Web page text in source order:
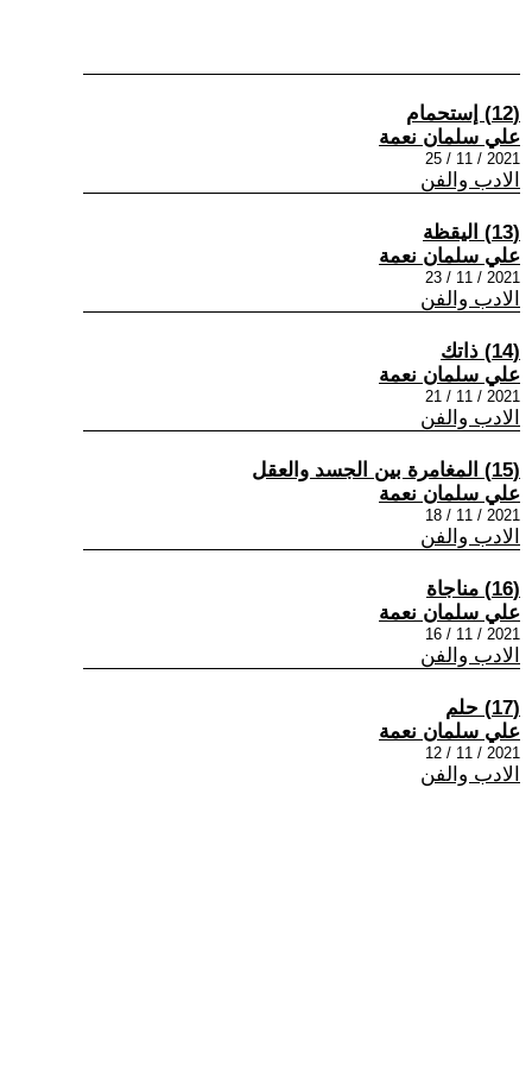
(12) إستحمام
علي سلمان نعمة
2021 / 11 / 25
الادب والفن
(13) اليقظة
علي سلمان نعمة
2021 / 11 / 23
الادب والفن
(14) ذاتك
علي سلمان نعمة
2021 / 11 / 21
الادب والفن
(15) المغامرة بين الجسد والعقل
علي سلمان نعمة
2021 / 11 / 18
الادب والفن
(16) مناجاة
علي سلمان نعمة
2021 / 11 / 16
الادب والفن
(17) حلم
علي سلمان نعمة
2021 / 11 / 12
الادب والفن